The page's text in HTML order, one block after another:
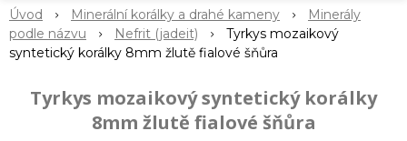
Úvod Minerální korálky a drahé kameny
Minerály
podle názvu
Nefrit (jadeit)
Tyrkys mozaikový
syntetický korálky 8mm žlutě fialové šňůra
Tyrkys mozaikový syntetický korálky
8mm žlutě fialové šňůra